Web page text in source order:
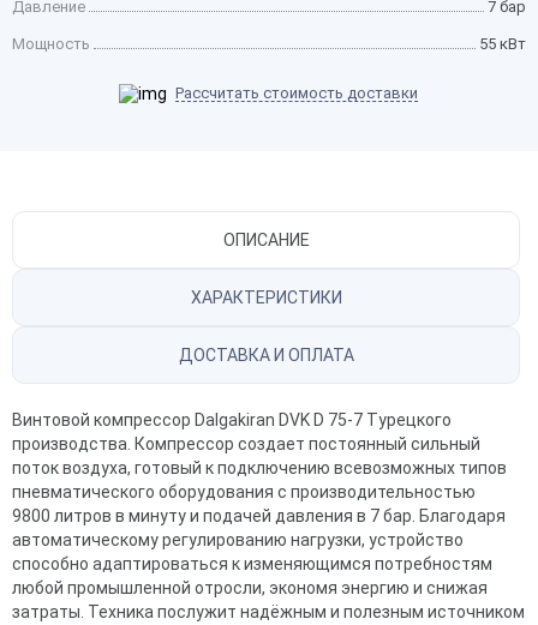
Давление 7 бар
Мощность 55 кВт
Рассчитать стоимость доставки
ОПИСАНИЕ
ХАРАКТЕРИСТИКИ
ДОСТАВКА И ОПЛАТА
Винтовой компрессор Dalgakiran DVK D 75-7 Турецкого
производства. Компрессор создает постоянный сильный
поток воздуха, готовый к подключению всевозможных типов
пневматического оборудования с производительностью
9800 литров в минуту и подачей давления в 7 бар. Благодаря
автоматическому регулированию нагрузки, устройство
способно адаптироваться к изменяющимся потребностям
любой промышленной отросли, экономя энергию и снижая
затраты. Техника послужит надёжным и полезным источником